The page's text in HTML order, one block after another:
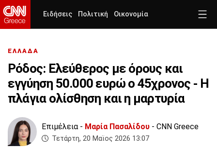
Ειδήσεις Πολιτική Οικονομία
ΕΛΛΑΔΑ
Ρόδος: Ελεύθερος με όρους και
εγγύηση 50.000 ευρώ ο 45χρονος - Η
πλάγια ολίσθηση και η μαρτυρία
Επιμέλεια - Μαρία Πασαλίδου - CNN Greece
Τετάρτη, 20 Μαϊος 2026 13:07